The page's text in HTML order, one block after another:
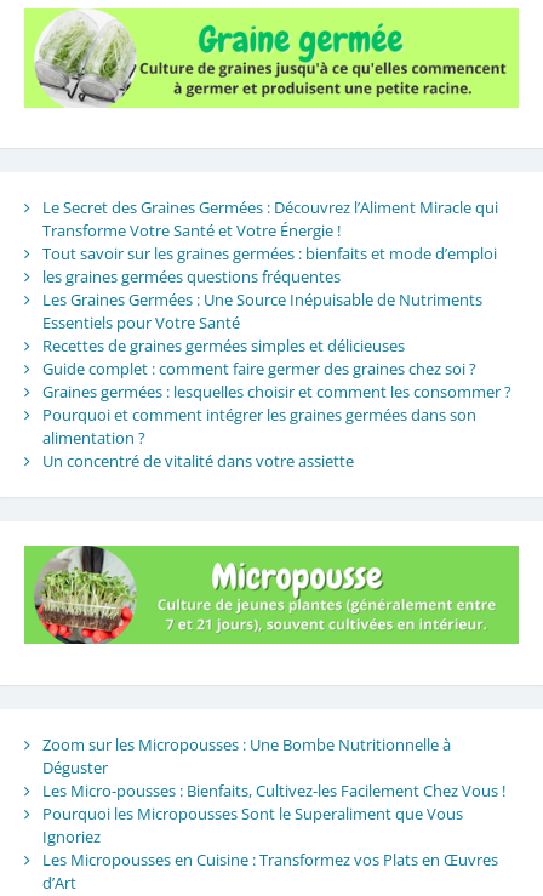
Le Secret des Graines Germées : Découvrez l’Aliment Miracle qui
Transforme Votre Santé et Votre Énergie !
Tout savoir sur les graines germées : bienfaits et mode d’emploi
les graines germées questions fréquentes
Les Graines Germées : Une Source Inépuisable de Nutriments
Essentiels pour Votre Santé
Recettes de graines germées simples et délicieuses
Guide complet : comment faire germer des graines chez soi ?
Graines germées : lesquelles choisir et comment les consommer ?
Pourquoi et comment intégrer les graines germées dans son
alimentation ?
Un concentré de vitalité dans votre assiette
Zoom sur les Micropousses : Une Bombe Nutritionnelle à
Déguster
Les Micro-pousses : Bienfaits, Cultivez-les Facilement Chez Vous !
Pourquoi les Micropousses Sont le Superaliment que Vous
Ignoriez
Les Micropousses en Cuisine : Transformez vos Plats en Œuvres
d’Art